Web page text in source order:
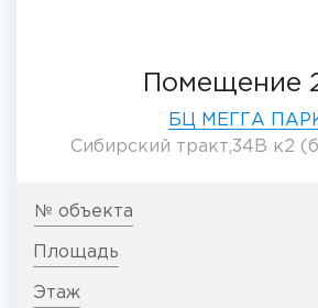
Помещение
БЦ МЕГГА
Сибирский тракт,34В к2